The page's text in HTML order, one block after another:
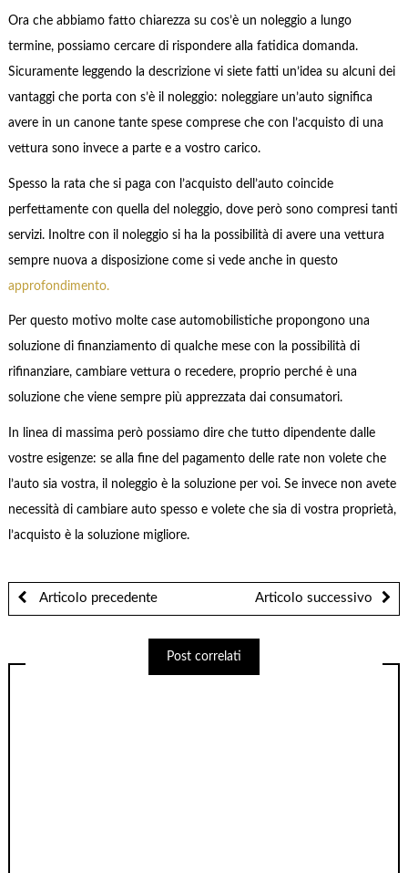
Ora che abbiamo fatto chiarezza su cos’è un noleggio a lungo
termine, possiamo cercare di rispondere alla fatidica domanda.
Sicuramente leggendo la descrizione vi siete fatti un’idea su alcuni dei
vantaggi che porta con s’è il noleggio: noleggiare un’auto significa
avere in un canone tante spese comprese che con l’acquisto di una
vettura sono invece a parte e a vostro carico.
Spesso la rata che si paga con l’acquisto dell’auto coincide
perfettamente con quella del noleggio, dove però sono compresi tanti
servizi. Inoltre con il noleggio si ha la possibilità di avere una vettura
sempre nuova a disposizione come si vede anche in questo
approfondimento.
Per questo motivo molte case automobilistiche propongono una
soluzione di finanziamento di qualche mese con la possibilità di
rifinanziare, cambiare vettura o recedere, proprio perché è una
soluzione che viene sempre più apprezzata dai consumatori.
In linea di massima però possiamo dire che tutto dipendente dalle
vostre esigenze: se alla fine del pagamento delle rate non volete che
l’auto sia vostra, il noleggio è la soluzione per voi. Se invece non avete
necessità di cambiare auto spesso e volete che sia di vostra proprietà,
l’acquisto è la soluzione migliore.
Articolo precedente Articolo successivo
Post correlati